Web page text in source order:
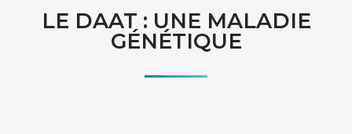
LE DAAT : UNE MALADIE
GÉNÉTIQUE